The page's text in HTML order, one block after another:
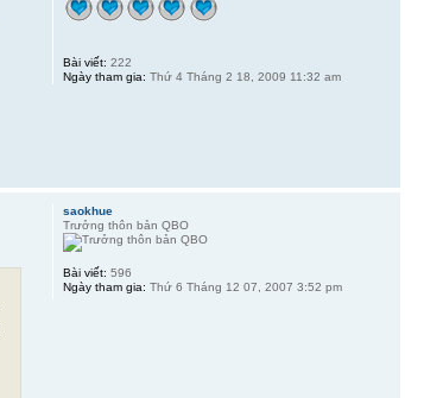
Bài viết: 222
Ngày tham gia: Thứ 4 Tháng 2 18, 2009 11:32 am
saokhue
Trưởng thôn bản QBO
Bài viết: 596
Ngày tham gia: Thứ 6 Tháng 12 07, 2007 3:52 pm